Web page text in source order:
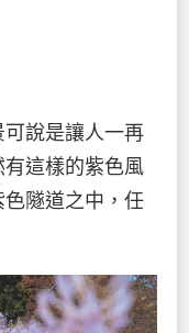
說是讓人一再
這樣的紫色風
隧道之中，任